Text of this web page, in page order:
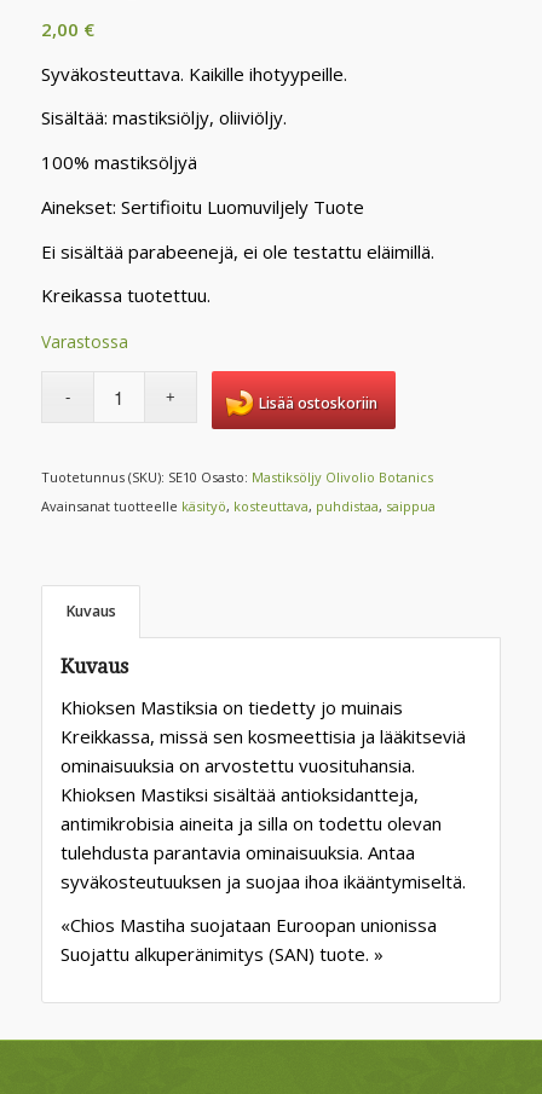
2,00 €
Syväkosteuttava. Kaikille ihotyypeille.
Sisältää: mastiksiöljy, oliiviöljy.
100% mastiksöljyä
Ainekset: Sertifioitu Luomuviljely Tuote
Ei sisältää parabeenejä, ei ole testattu eläimillä.
Kreikassa tuotettuu.
Varastossa
Lisää ostoskoriin
Tuotetunnus (SKU): SE10 Osasto: Mastiksöljy Olivolio Botanics
Avainsanat tuotteelle käsityö, kosteuttava, puhdistaa, saippua
Kuvaus
Kuvaus
Khioksen Mastiksia on tiedetty jo muinais
Kreikkassa, missä sen kosmeettisia ja lääkitseviä
ominaisuuksia on arvostettu vuosituhansia.
Khioksen Mastiksi sisältää antioksidantteja,
antimikrobisia aineita ja silla on todettu olevan
tulehdusta parantavia ominaisuuksia. Antaa
syväkosteutuuksen ja suojaa ihoa ikääntymiseltä.
«Chios Mastiha suojataan Euroopan unionissa
Suojattu alkuperänimitys (SAN) tuote. »